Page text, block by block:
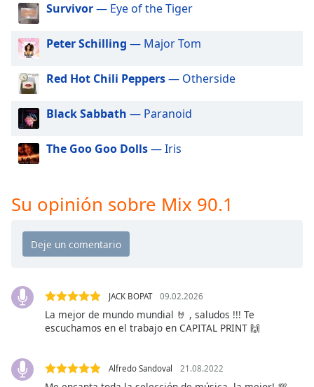
modal
window.
Beginning
dialog
window.
cancel
close
the
window.
Text
Background
Survivor— Eye of the Tiger
Peter Schilling — Major Tom
Red Hot Chili Peppers— Otherside
Black Sabbath — Paranoid
The Goo Goo Dolls— Iris
Su opinión sobre Mix 90.1
JACK BOPAT 09.02.2026
La mejor de mundo mundial 🤘 , saludos !!! Te
escuchamos en el trabajo en CAPITAL PRINT 🙌
Alfredo Sandoval 21.08.2022